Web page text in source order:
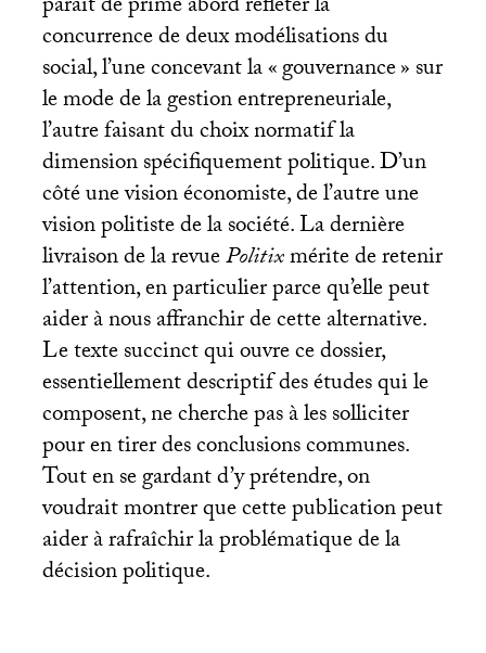
concurrence de deux modélisations du
social, l’une concevant la «gouvernance» sur
le mode de la gestion entrepreneuriale,
l’autre faisant du choix normatif la
dimension spécifiquement politique. D’un
côté une vision économiste, de l’autre une
vision politiste de la société. La dernière
livraison de la revuePolitixmérite de retenir
l’attention, en particulier parce qu’elle peut
aider à nous affranchir de cette alternative.
Le texte succinct qui ouvre ce dossier,
essentiellement descriptif des études qui le
composent, ne cherche pas à les solliciter
pour en tirer des conclusions communes.
Tout en se gardant d’y prétendre, on
voudrait montrer que cette publication peut
aider à rafraîchir la problématique de la
décision politique.